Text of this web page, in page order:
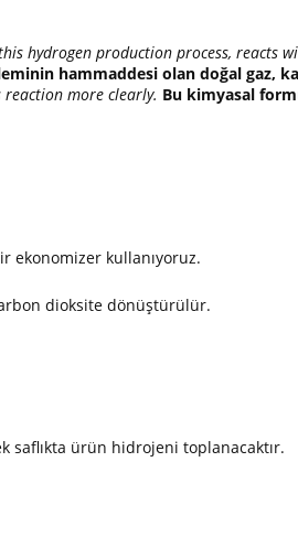
hydrogen production process, reacts
hammaddesi olan doğal gaz,
more clearly. Bu kimyasal
ekonomizer kullanıyoruz.
dioksite dönüştürülür.
saflıkta ürün hidrojeni toplanacaktır.